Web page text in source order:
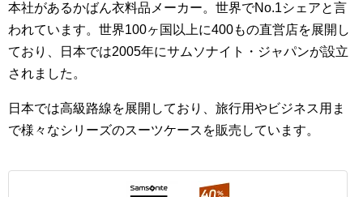
本社があるかばん衣料品メーカー。世界でNo.1シェアと言
われています。世界100ヶ国以上に400もの直営店を展開し
ており、日本では2005年にサムソナイト・ジャパンが設立
されました。
日本では高級路線を展開しており、旅行用やビジネス用ま
で様々なシリーズのスーツケースを販売しています。